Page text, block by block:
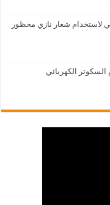
لاستخدام شعار نازي محظور
السكوتر الكهربائي